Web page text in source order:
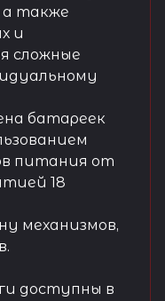
а также
и
сложные
батареек
питания от
18
механизмов,
доступны в